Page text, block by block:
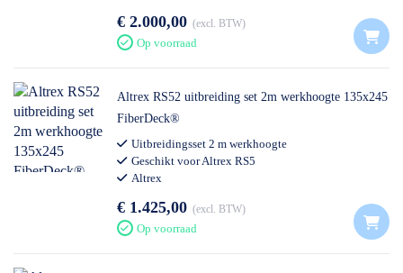
€ 2.000,00 excl. BTW
Op voorraad
Altrex RS52 uitbreiding set 2m werkhoogte 135x245
FiberDeck®
Uitbreidingsset 2 m werkhoogte
Geschikt voor Altrex RS5
Altrex
€ 1.425,00 excl. BTW
Op voorraad